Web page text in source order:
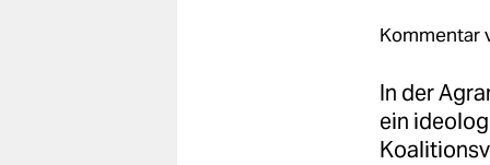
Kommentar
In der
ein